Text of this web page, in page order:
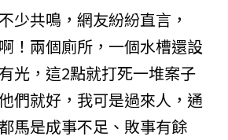
少共鳴，網友紛紛直言，
！兩個廁所，一個水槽還設
光，這2點就打死一堆案子
們就好，我可是過來人，通
馬是成事不足、敗事有餘